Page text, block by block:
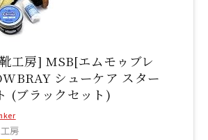
工房] MSB[エムモゥブレ
シューケア スター
(ブラックセット)
房